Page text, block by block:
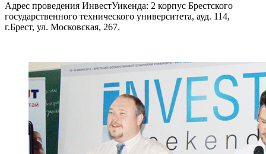
Адрес проведения ИнвестУикенда: 2 корпус Брестского
государственного технического университета, ауд. 114,
г.Брест, ул. Московская, 267.